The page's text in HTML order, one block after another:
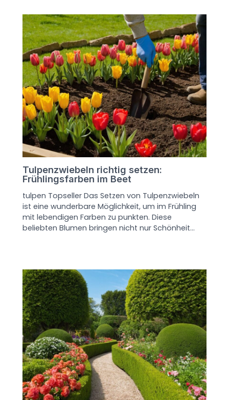
Tulpenzwiebeln richtig setzen:
Frühlingsfarben im Beet
tulpen Topseller Das Setzen von Tulpenzwiebeln
ist eine wunderbare Möglichkeit, um im Frühling
mit lebendigen Farben zu punkten. Diese
beliebten Blumen bringen nicht nur Schönheit…